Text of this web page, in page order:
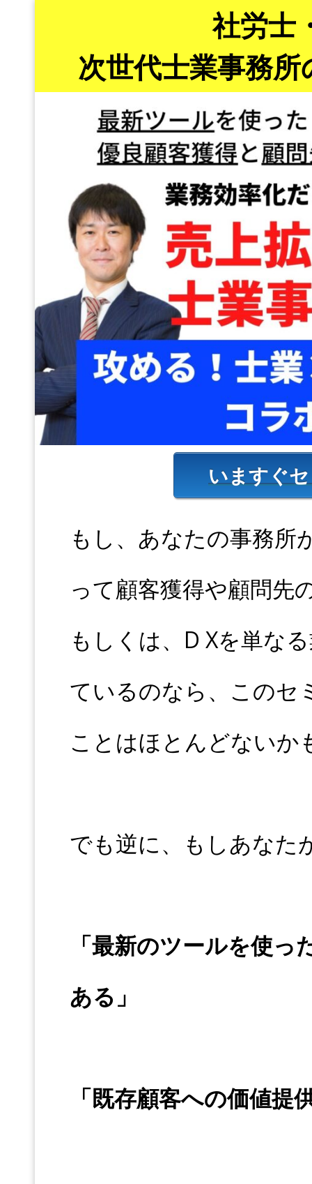
社労士
次世代士業事務
いますぐ
もし、あなたの事務所
って顧客獲得や顧問先
もしくは、D Xを単な
ているのなら、このセ
ことはほとんどないか
でも逆に、もしあなた
「最新のツールを使
ある」
「既存顧客への価値